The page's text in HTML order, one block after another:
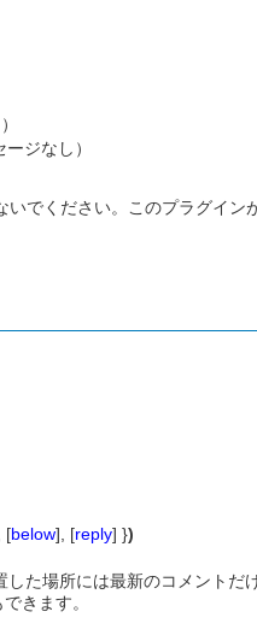
ジなし）
でください。このプラグイン
[below], [reply] })
た場所には最新のコメントだ
きます。